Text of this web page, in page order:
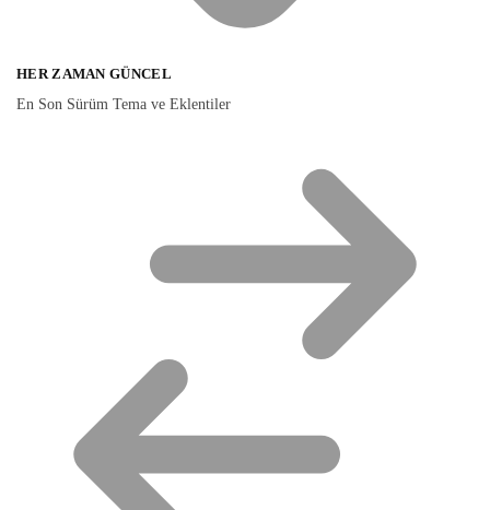
HER ZAMAN GÜNCEL
En Son Sürüm Tema ve Eklentiler